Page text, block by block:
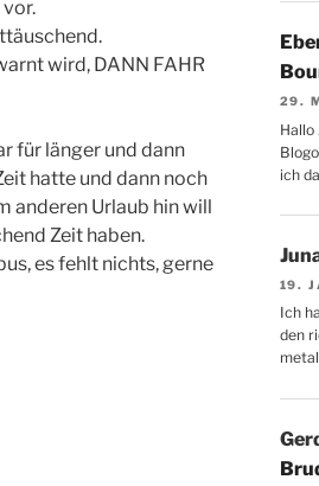
wird, DANN FAHR
für länger und dann
hatte und dann noch
anderen Urlaub hin will
Zeit haben.
es fehlt nichts, gerne
29.
Hallo
ich
19.
Ich
den